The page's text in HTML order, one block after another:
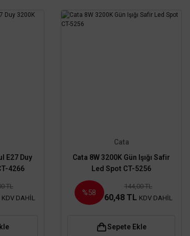
E27 Duy
4266
TL
KDV DAHİL
Cata
Cata 8W 3200K Gün Işığı Safir
Led Spot CT-5256
%58
144,00 TL
60,48 TL KDV DAHİL
Sepete Ekle